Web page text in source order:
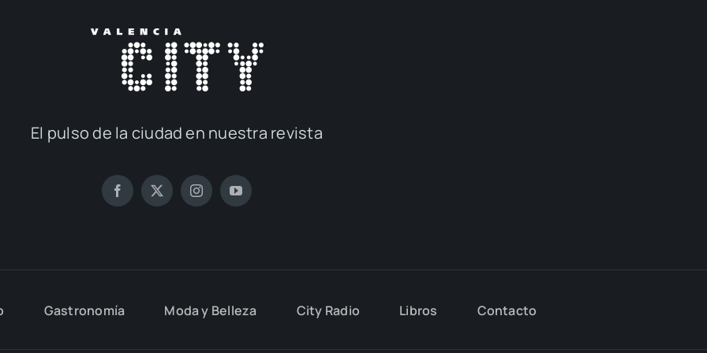
El pul­so de la ciu­dad en nues­tra revis­ta
Gas­tro­no­mía Moda y Belle­za City Radio Libros Con­tac­to